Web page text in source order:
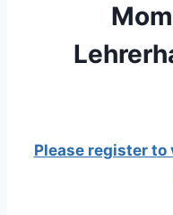
Please register to